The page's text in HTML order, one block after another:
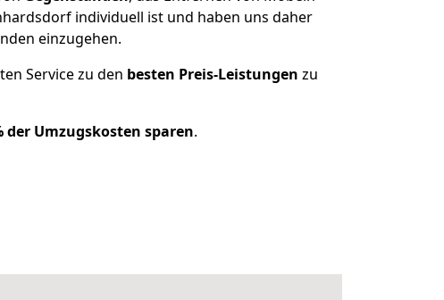
individuell ist und haben uns daher
einzugehen.
Service zu den besten Preis-Leistungen zu
der Umzugskosten sparen.